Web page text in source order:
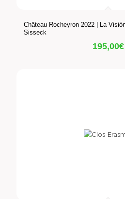
Château Rocheyron 2022 | La
Sisseck
195,00€